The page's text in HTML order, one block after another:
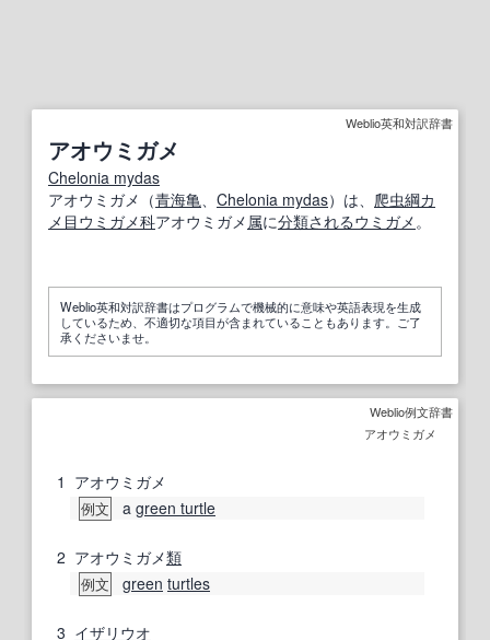
Weblio英和対訳辞書
アオウミガメ
Chelonia mydas
アオウミガメ（青海亀 Chelonia mydas）は、 爬虫綱カ
メ目ウミガメ科アオウミガメ 属に分類されるウミガメ 。
Weblio英和対訳辞書はプログラムで機械的に意味や英語表現を生成
しているため、不適切な項目が含まれていることもあります。ご了
承くださいませ。
Weblio例文辞書
アオウミガメ
1 アオウミガメ
例文 a green turtle
2 アオウミガメ類
例文 green turtles
3 イザリウオ